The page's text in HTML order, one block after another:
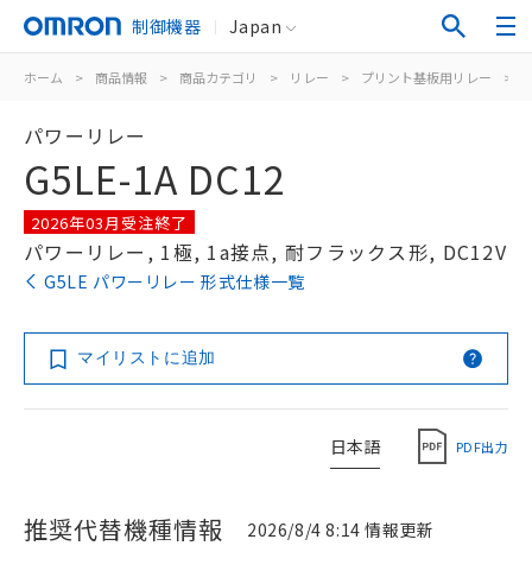
制御機器 Japan
ホーム > 商品情報 > 商品カテゴリ > リレー > プリント基板用リレー >
パワーリレー
G5LE-1A DC12
2026年03月受注終了
パワーリレー, 1極, 1a接点, 耐フラックス形, DC12V
G5LE パワーリレー 形式仕様一覧
マイリストに追加
日本語 PDF出力
推奨代替機種情報 2026/8/4 8:14 情報更新